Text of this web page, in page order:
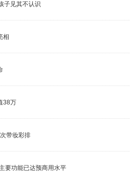
子见其不认识
相
38万
带妆彩排
要功能已达预商用水平